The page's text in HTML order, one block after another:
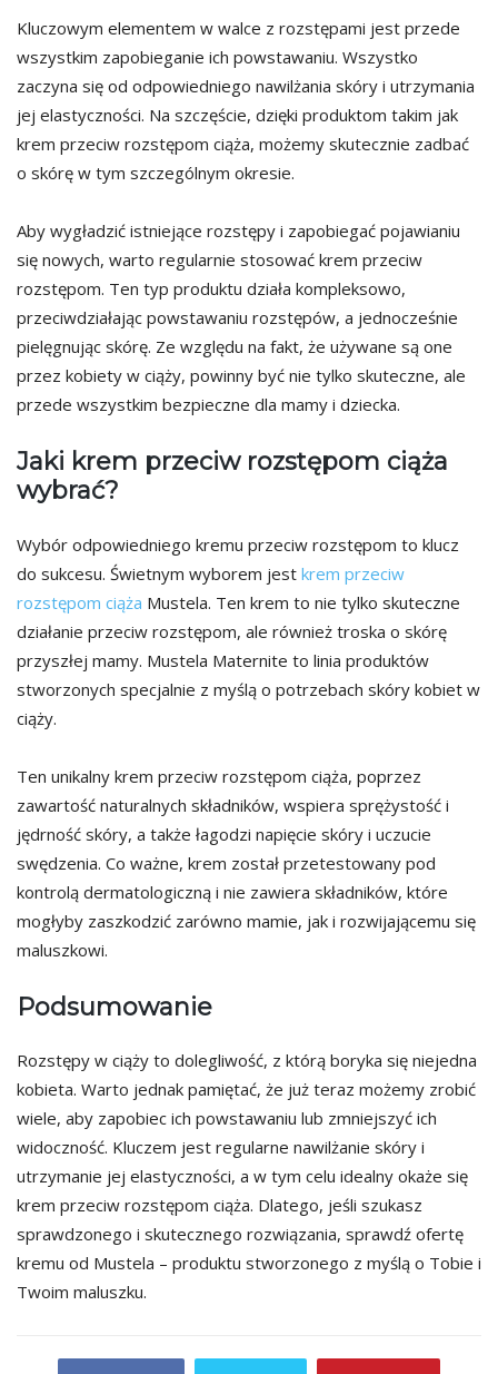
Kluczowym elementem w walce z rozstępami jest przede
wszystkim zapobieganie ich powstawaniu. Wszystko
zaczyna się od odpowiedniego nawilżania skóry i utrzymania
jej elastyczności. Na szczęście, dzięki produktom takim jak
krem przeciw rozstępom ciąża, możemy skutecznie zadbać
o skórę w tym szczególnym okresie.
Aby wygładzić istniejące rozstępy i zapobiegać pojawianiu
się nowych, warto regularnie stosować krem przeciw
rozstępom. Ten typ produktu działa kompleksowo,
przeciwdziałając powstawaniu rozstępów, a jednocześnie
pielęgnując skórę. Ze względu na fakt, że używane są one
przez kobiety w ciąży, powinny być nie tylko skuteczne, ale
przede wszystkim bezpieczne dla mamy i dziecka.
Jaki krem przeciw rozstępom ciąża
wybrać?
Wybór odpowiedniego kremu przeciw rozstępom to klucz
do sukcesu. Świetnym wyborem jest krem przeciw
rozstępom ciąża Mustela. Ten krem to nie tylko skuteczne
działanie przeciw rozstępom, ale również troska o skórę
przyszłej mamy. Mustela Maternite to linia produktów
stworzonych specjalnie z myślą o potrzebach skóry kobiet w
ciąży.
Ten unikalny krem przeciw rozstępom ciąża, poprzez
zawartość naturalnych składników, wspiera sprężystość i
jędrność skóry, a także łagodzi napięcie skóry i uczucie
swędzenia. Co ważne, krem został przetestowany pod
kontrolą dermatologiczną i nie zawiera składników, które
mogłyby zaszkodzić zarówno mamie, jak i rozwijającemu się
maluszkowi.
Podsumowanie
Rozstępy w ciąży to dolegliwość, z którą boryka się niejedna
kobieta. Warto jednak pamiętać, że już teraz możemy zrobić
wiele, aby zapobiec ich powstawaniu lub zmniejszyć ich
widoczność. Kluczem jest regularne nawilżanie skóry i
utrzymanie jej elastyczności, a w tym celu idealny okaże się
krem przeciw rozstępom ciąża. Dlatego, jeśli szukasz
sprawdzonego i skutecznego rozwiązania, sprawdź ofertę
kremu od Mustela – produktu stworzonego z myślą o Tobie i
Twoim maluszku.